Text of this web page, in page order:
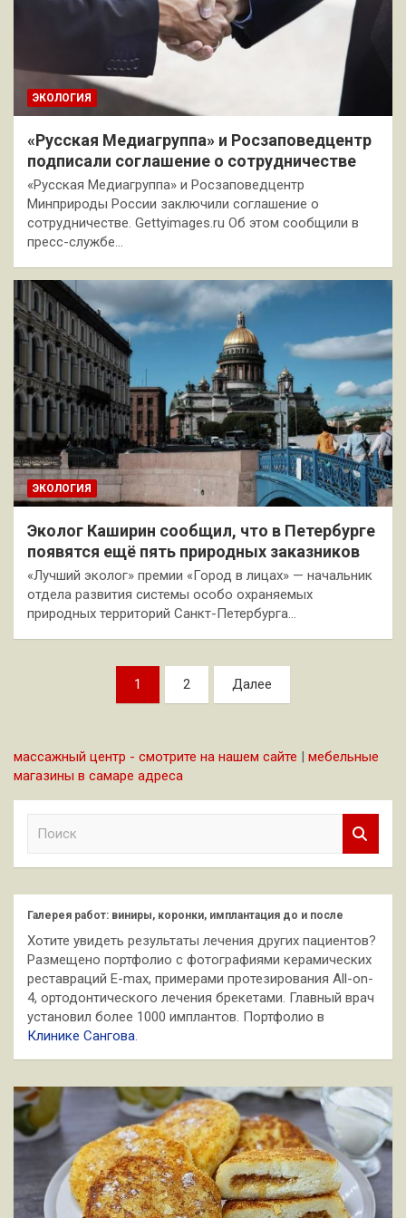
ЭКОЛОГИЯ
«Русская Медиагруппа» и Росзаповедцентр
подписали соглашение о сотрудничестве
«Русская Медиагруппа» и Росзаповедцентр
Минприроды России заключили соглашение о
сотрудничестве. Gettyimages.ru Об этом сообщили в
пресс-службе…
ЭКОЛОГИЯ
Эколог Каширин сообщил, что в Петербурге
появятся ещё пять природных заказников
«Лучший эколог» премии «Город в лицах» — начальник
отдела развития системы особо охраняемых
природных территорий Санкт-Петербурга…
1 2 Далее
массажный центр - смотрите на нашем сайте
мебельные
магазины в самаре адреса
к
Галерея работ: виниры, коронки, имплантация до и после
Хотите увидеть результаты лечения других пациентов?
Размещено портфолио с фотографиями керамических
реставраций E-max, примерами протезирования All-on-
4, ортодонтического лечения брекетами. Главный врач
установил более 1000 имплантов. Портфолио в
Клинике Сангова.